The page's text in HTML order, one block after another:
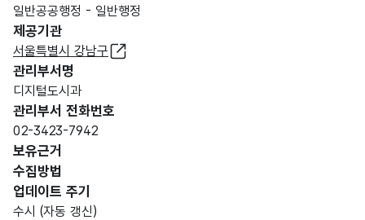
일반공공행정 - 일반행정
제공기관
서울특별시 강남구
관리부서명
디지털도시과
관리부서 전화번호
02-3423-7942
보유근거
수집방법
업데이트 주기
수시 (자동 갱신)